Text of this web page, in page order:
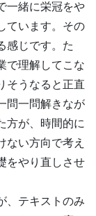
一緒に栄冠をや
ています。その
感じです。た
で理解してこな
そうなると正直
問一問解きなが
方が、時間的に
ない方向で考え
をやり直しさせ
、テキストのみ